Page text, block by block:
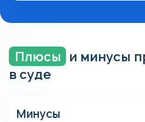
использовать заемные
последующие 5 лет будут
Плюсы и минусы
в суде
Минусы